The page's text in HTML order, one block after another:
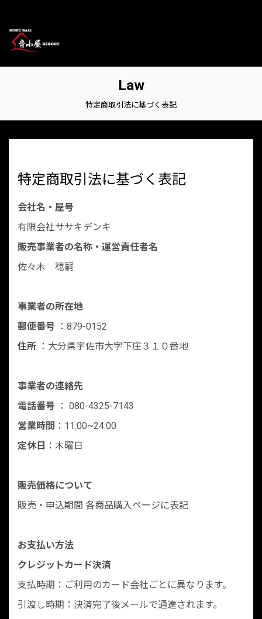
Law
特定商取引法に基づく表記
特定商取引法に基づく表記
会社名・屋号
有限会社ササキデンキ
販売事業者の名称・運営責任者名
佐々木 稔嗣
事業者の所在地
郵便番号 ：879-0152
住所 ：大分県宇佐市大字下庄３１０番地
事業者の連絡先
電話番号 ： 080-4325-7143
営業時間 ：11:00~24:00
定休日 ：木曜日
販売価格について
販売・申込期間 各商品購入ページに表記
お支払い方法
クレジットカード決済
支払時期：ご利用のカード会社ごとに異なります。
引渡し時期：決済完了後メールで通達されます。